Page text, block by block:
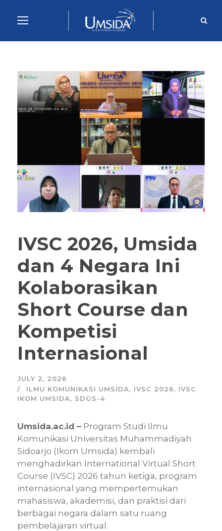
IVSC 2026, Umsida
dan 4 Negara Ini
Kolaborasikan
Short Course dan
Kompetisi
Internasional
JULY 2, 2026
ILMU KOMUNIKASI UMSIDA, IVSC 2026, IVSC
IKOM UMSIDA, SDGS-4
Umsida.ac.id – Program Studi Ilmu
Komunikasi Universitas Muhammadiyah
Sidoarjo (Ikom Umsida) kembali
menghadirkan International Virtual Short
Course (IVSC) 2026 tahun ketiga, program
internasional yang mempertemukan
mahasiswa, akademisi, dan praktisi dari
berbagai negara dalam satu ruang
pembelajaran virtual.